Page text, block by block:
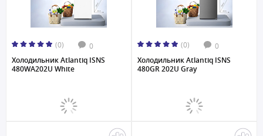
(0) 0
Холодильник Atlantiq ISNS
480WA202U White
(0) 0
Холодильник Atlantiq ISNS
480GR 202U Gray